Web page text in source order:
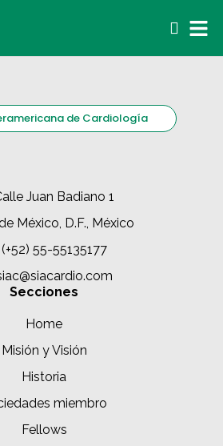
de Cardiología
Juan Badiano 1
México, D.F., México
(+52) 55-55135177
Secciones
Home
Misión y Visión
Historia
miembro
Fellows